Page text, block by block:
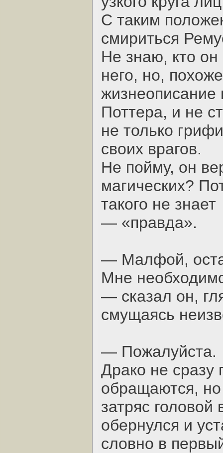
С таким
смириться
Не знаю, кто
него, но,
жизнеописание
Поттера, и не
не только
своих врагов.
Не пойму, он
магических?
такого не знает
— «правда».
— Малфой,
Мне
— сказал он,
смущаясь
— Пожалуйста.
Драко не сразу
обращаются, но
затряс головой
обернулся и
словно в